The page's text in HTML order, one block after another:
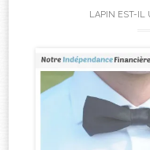
LAPIN EST-IL